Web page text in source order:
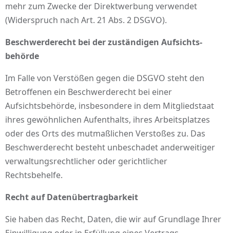
mehr zum Zwecke der Direktwerbung verwendet
(Widerspruch nach Art. 21 Abs. 2 DSGVO).
Beschwerde­recht bei der zuständigen Aufsichts­
behörde
Im Falle von Verstößen gegen die DSGVO steht den
Betroffenen ein Beschwerderecht bei einer
Aufsichtsbehörde, insbesondere in dem Mitgliedstaat
ihres gewöhnlichen Aufenthalts, ihres Arbeitsplatzes
oder des Orts des mutmaßlichen Verstoßes zu. Das
Beschwerderecht besteht unbeschadet anderweitiger
verwaltungsrechtlicher oder gerichtlicher
Rechtsbehelfe.
Recht auf Daten­übertrag­barkeit
Sie haben das Recht, Daten, die wir auf Grundlage Ihrer